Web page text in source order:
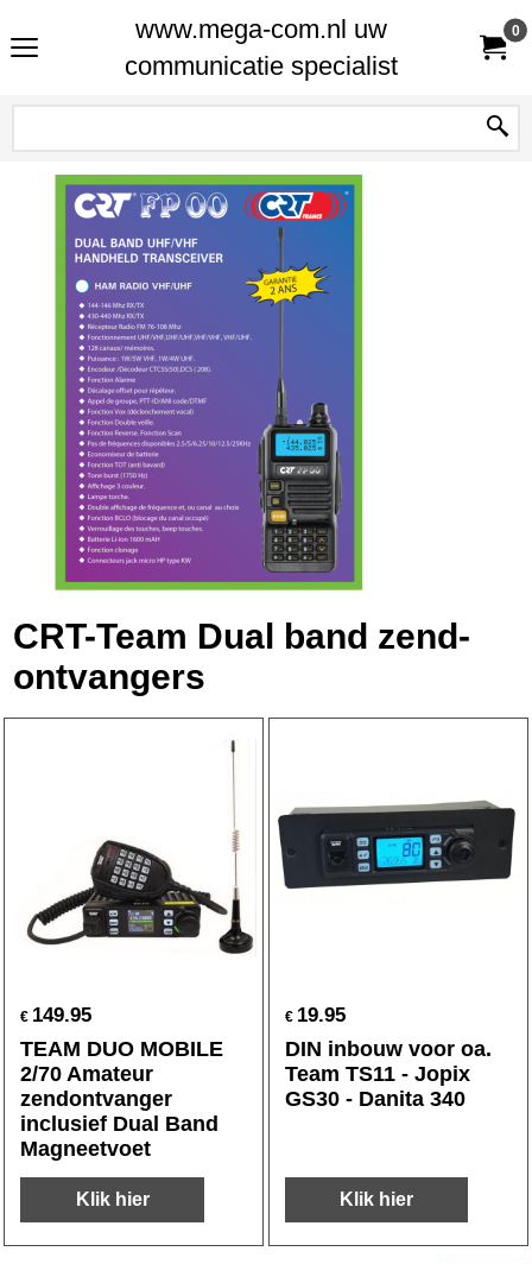
www.mega-com.nl uw
communicatie specialist
0
CRT-Team Dual band zend-
ontvangers
€ 149.95
TEAM DUO MOBILE
2/70 Amateur
zendontvanger
inclusief Dual Band
Magneetvoet
Klik hier
€ 19.95
DIN inbouw voor oa.
Team TS11 - Jopix
GS30 - Danita 340
Klik hier